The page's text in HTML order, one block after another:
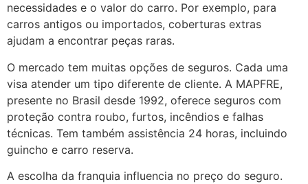
necessidades e o valor do carro. Por exemplo, para
carros antigos ou importados, coberturas extras
ajudam a encontrar peças raras.
O mercado tem muitas opções de seguros. Cada uma
visa atender um tipo diferente de cliente. A MAPFRE,
presente no Brasil desde 1992, oferece seguros com
proteção contra roubo, furtos, incêndios e falhas
técnicas. Tem também assistência 24 horas, incluindo
guincho e carro reserva.
A escolha da franquia influencia no preço do seguro.